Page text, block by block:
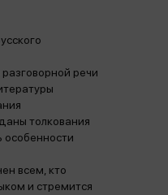
речи
толкования
особенности
всем, кто
и стремится